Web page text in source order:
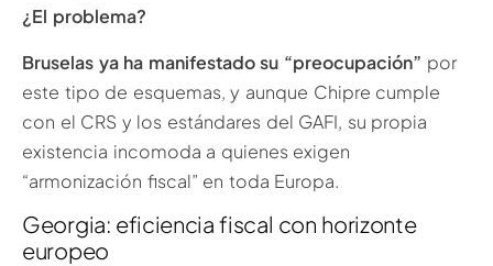
¿El problema?
Bruselas ya ha manifestado su “preocupación” por
este tipo de esquemas, y aunque Chipre cumple
con el CRS y los estándares del GAFI, su propia
existencia incomoda a quienes exigen
“armonización fiscal” en toda Europa.
Georgia: eficiencia fiscal con horizonte
europeo